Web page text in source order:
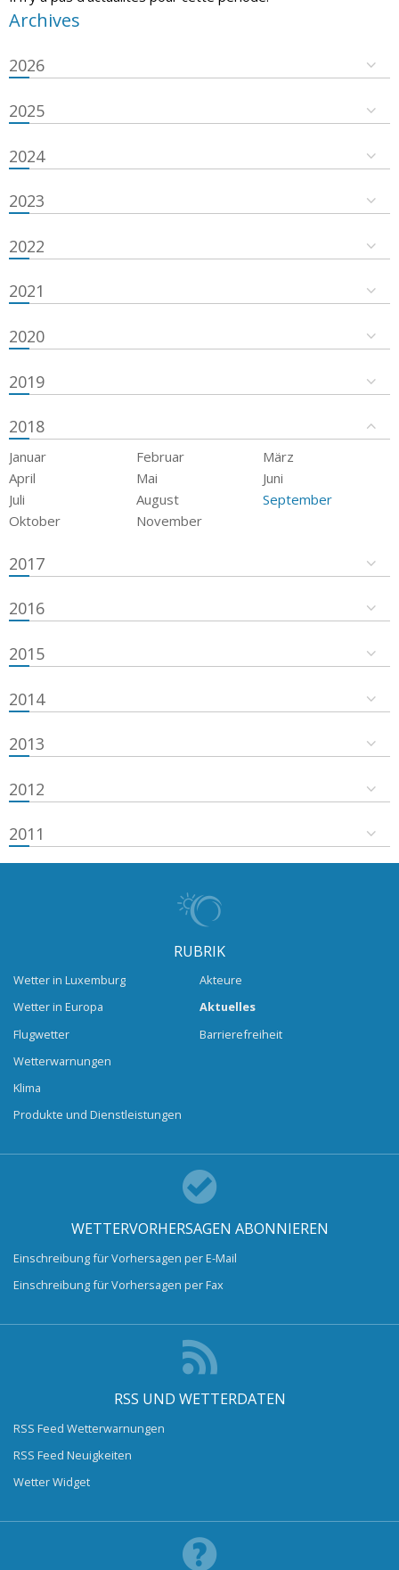
Archives
2026
2025
2024
2023
2022
2021
2020
2019
2018
Januar Februar
März
April
Mai
Juni
Juli
August
September
Oktober
November
2017
2016
2015
2014
2013
2012
2011
RUBRIK
Wetter in Luxemburg
Wetter in Europa
Flugwetter
Wetterwarnungen
Klima
Produkte und Dienstleistungen
Akteure
Aktuelles
Barrierefreiheit
WETTERVORHERSAGEN ABONNIEREN
Einschreibung für Vorhersagen per E-Mail
Einschreibung für Vorhersagen per Fax
RSS UND WETTERDATEN
RSS Feed Wetterwarnungen
RSS Feed Neuigkeiten
Wetter Widget